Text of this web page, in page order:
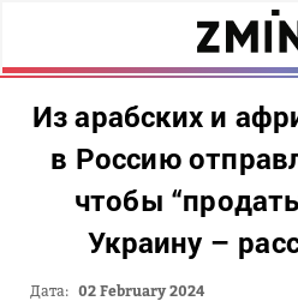
Из арабских и
в Россию
чтобы
Украину –
Дата: 02 February 2024